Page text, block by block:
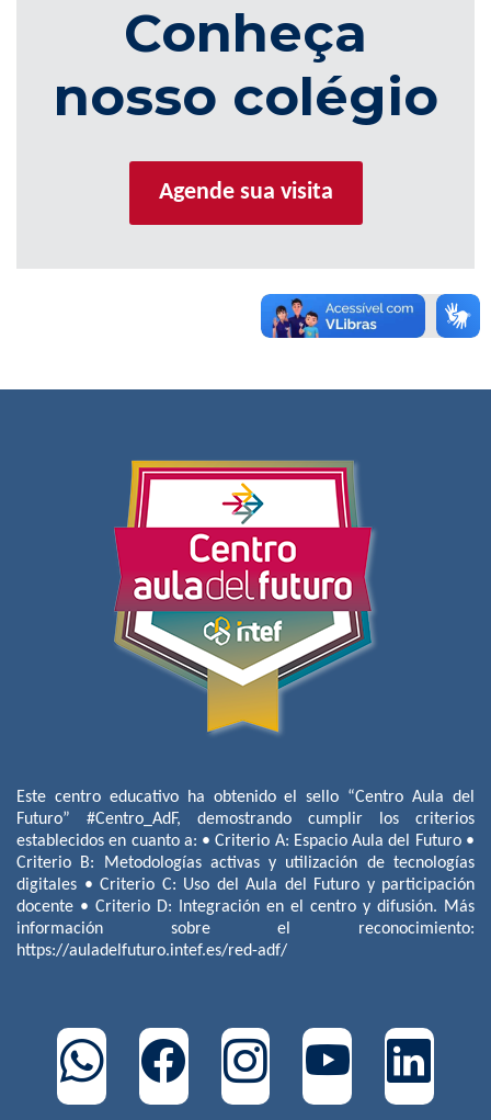
Conheça
nosso colégio
Agende sua visita
Este centro educativo ha obtenido el sello “Centro Aula del
Futuro” #Centro_AdF, demostrando cumplir los criterios
establecidos en cuanto a: • Criterio A: Espacio Aula del Futuro •
Criterio B: Metodologías activas y utilización de tecnologías
digitales • Criterio C: Uso del Aula del Futuro y participación
docente • Criterio D: Integración en el centro y difusión. Más
información sobre el reconocimiento:
https://auladelfuturo.intef.es/red-adf/